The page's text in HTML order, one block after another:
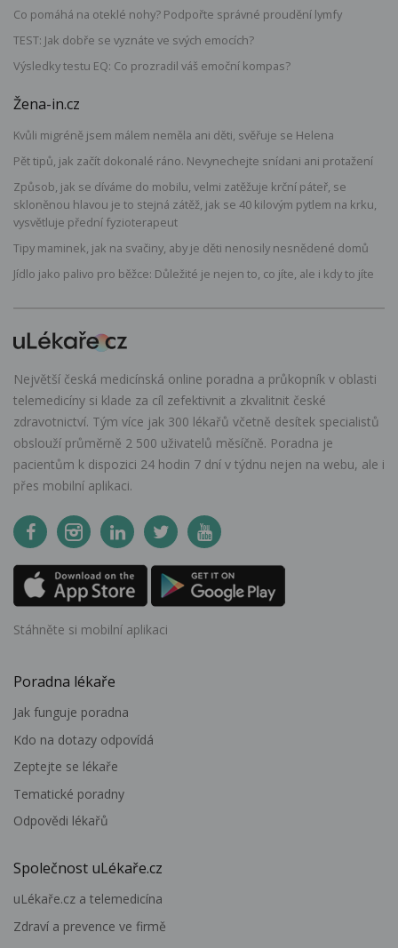
Co pomáhá na oteklé nohy? Podpořte správné proudění lymfy
TEST: Jak dobře se vyznáte ve svých emocích?
Výsledky testu EQ: Co prozradil váš emoční kompas?
Žena-in.cz
Kvůli migréně jsem málem neměla ani děti, svěřuje se Helena
Pět tipů, jak začít dokonalé ráno. Nevynechejte snídani ani protažení
Způsob, jak se díváme do mobilu, velmi zatěžuje krční páteř, se
skloněnou hlavou je to stejná zátěž, jak se 40 kilovým pytlem na krku,
vysvětluje přední fyzioterapeut
Tipy maminek, jak na svačiny, aby je děti nenosily nesnědené domů
Jídlo jako palivo pro běžce: Důležité je nejen to, co jíte, ale i kdy to jíte
Největší česká medicínská online poradna a průkopník v oblasti
telemedicíny si klade za cíl zefektivnit a zkvalitnit české
zdravotnictví. Tým více jak 300 lékařů včetně desítek specialistů
obslouží průměrně 2 500 uživatelů měsíčně. Poradna je
pacientům k dispozici 24 hodin 7 dní v týdnu nejen na webu, ale i
přes mobilní aplikaci.
Stáhněte si mobilní aplikaci
Poradna lékaře
Jak funguje poradna
Kdo na dotazy odpovídá
Zeptejte se lékaře
Tematické poradny
Odpovědi lékařů
Společnost uLékaře.cz
uLékaře.cz a telemedicína
Zdraví a prevence ve firmě